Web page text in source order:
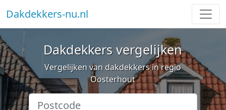
Dakdekkers-nu.nl
Dakdekkers vergelijken
Vergelijken van dakdekkers in regio
Oosterhout